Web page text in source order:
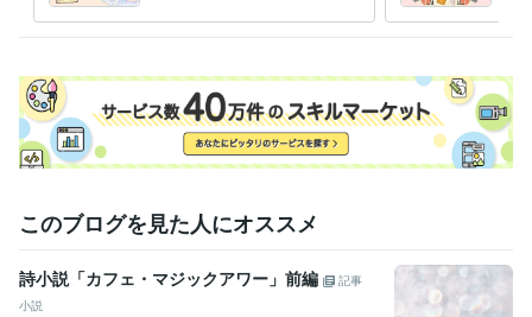
このブログを見た人にオススメ
詩小説「カフェ・マジックアワー」前編
記事
小説